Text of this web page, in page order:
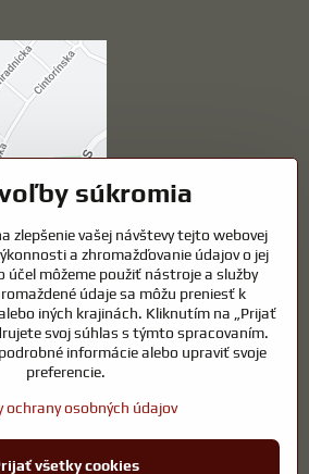
je
obsah?
-
cookie:
okne
©2026Copyright
súkromia
zlepšenie vašej návštevy tejto webovej
a zhromažďovanie údajov o jej
účel môžeme použiť nástroje a služby
údaje sa môžu preniesť k
iných krajinách. Kliknutím na „Prijať
svoj súhlas s týmto spracovaním.
informácie alebo upraviť svoje
preferencie.
ochrany osobných údajov
všetky cookies